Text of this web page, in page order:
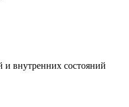
внутренних состояний